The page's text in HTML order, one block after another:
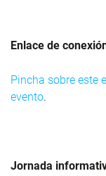
Enlace de
Pincha sobre este
evento.
Jornada